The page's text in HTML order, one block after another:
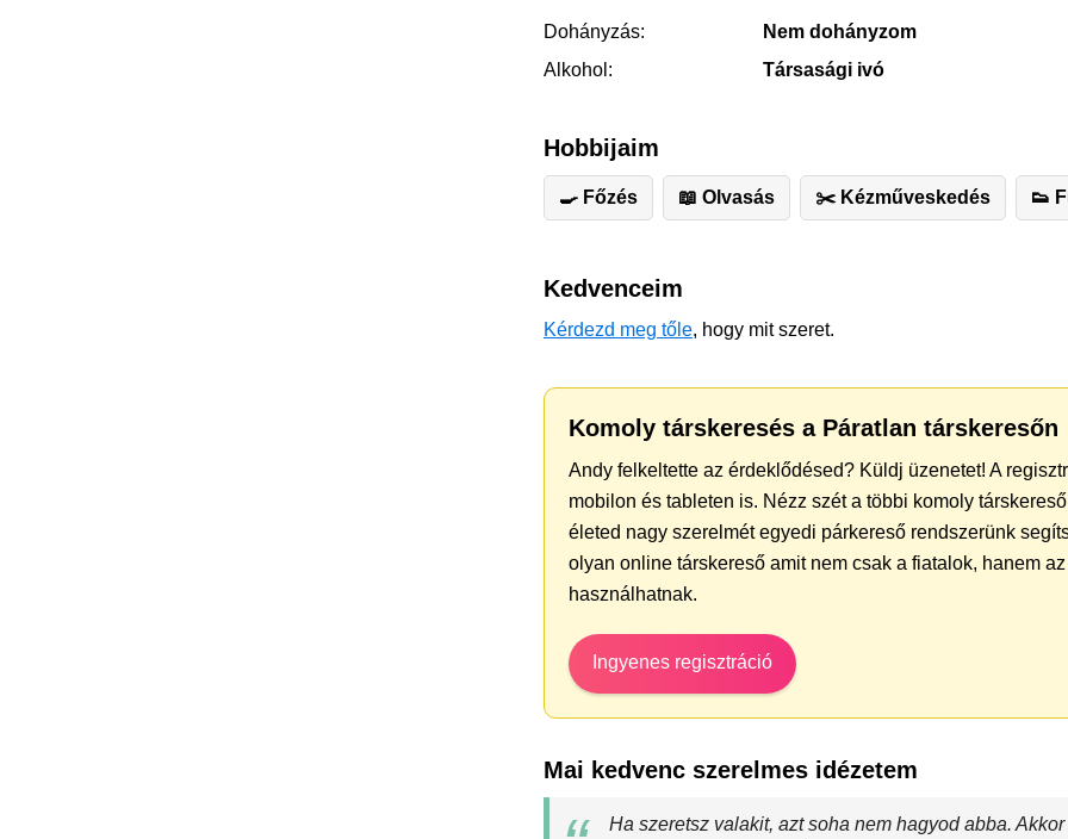
Dohányzás:
Nem dohányzom
Alkohol:
Társasági ivó
Hobbijaim
🍳 Főzés 📖 Olvasás ✂️ ️Kézműveskedés 👟
Kedvenceim
Kérdezd meg tőle, hogy mit szeret.
Komoly társkeresés a Páratlan társkeresőn
Andy felkeltette az érdeklődésed? Küldj üzenetet! A
mobilon és tableten is. Nézz szét a többi komoly
életed nagy szerelmét egyedi párkereső rendszerünk
olyan online társkereső amit nem csak a fiatalok, hanem
használhatnak.
Ingyenes regisztráció
Mai kedvenc szerelmes idézetem
Ha szeretsz valakit, azt soha nem hagyod abba.